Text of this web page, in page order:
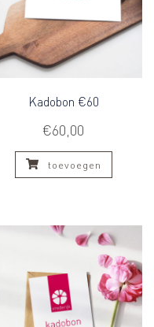
Kadobon €60
€60,00
toevoegen